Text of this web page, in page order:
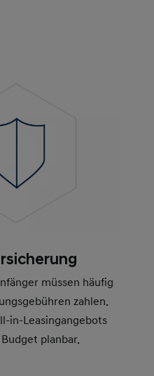
müssen häufig
zahlen.
in-Leasingangebots
planbar.